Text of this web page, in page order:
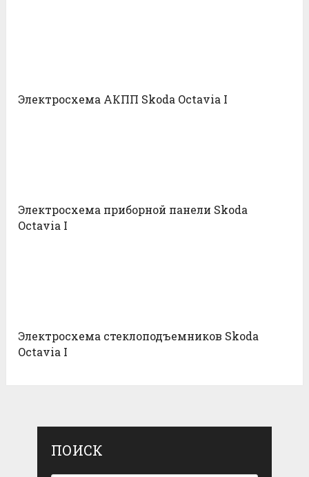
Электросхема АКПП Skoda Octavia I
Электросхема приборной панели Skoda
Octavia I
Электросхема стеклоподъемников Skoda
Octavia I
ПОИСК